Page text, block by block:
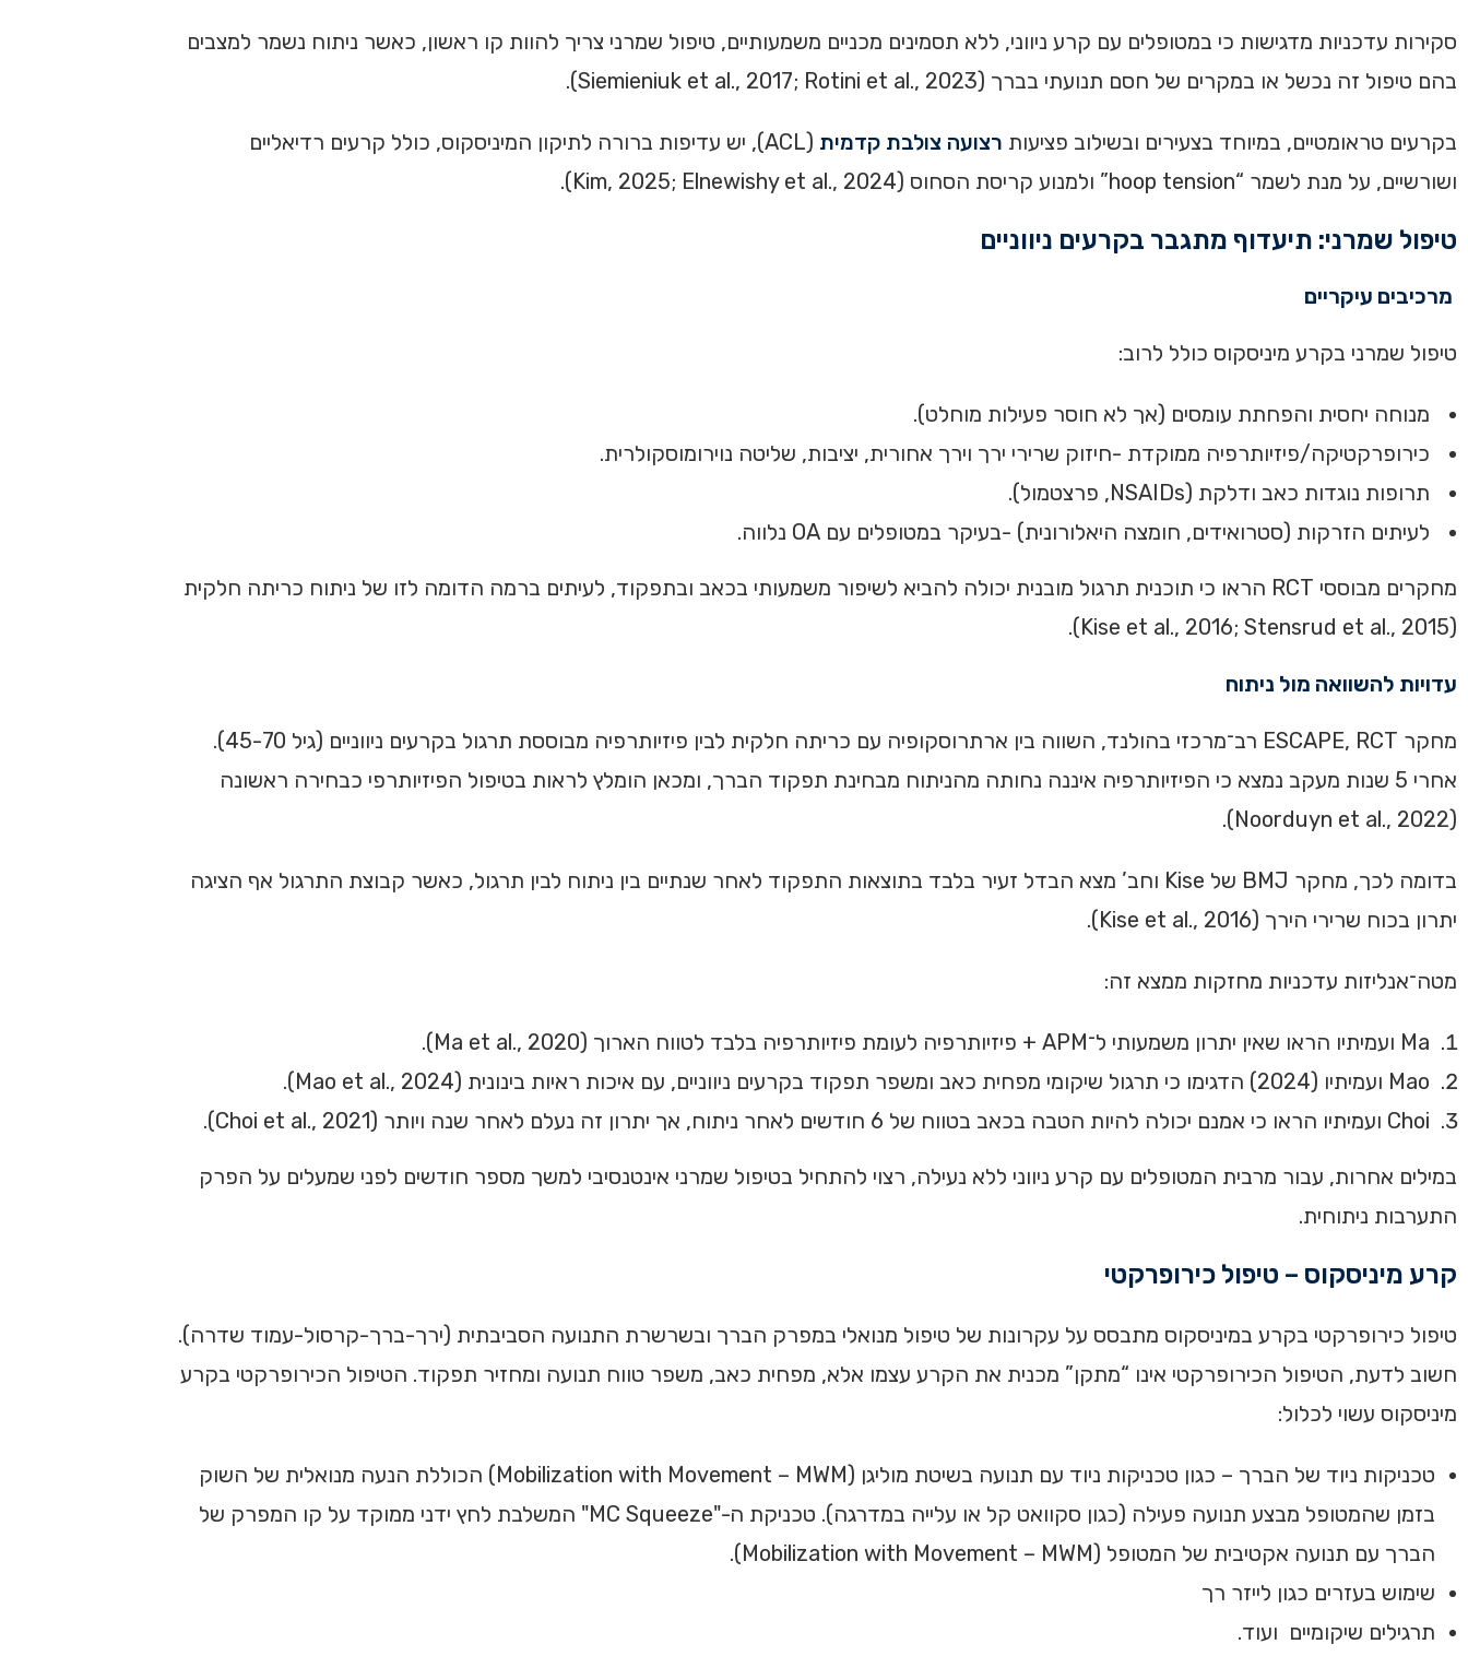
סקירות עדכניות מדגישות כי במטופלים עם קרע ניווני, ללא תסמינים מכניים משמעותיים, טיפול שמרני צריך להוות קו ראשון, כאשר ניתוח נשמר למצבים
בהם טיפול זה נכשל או במקרים של חסם תנועתי בברך (Siemieniuk et al., 2017; Rotini et al., 2023).
בקרעים טראומטיים, במיוחד בצעירים ובשילוב פציעות רצועה צולבת קדמית
(ACL), יש עדיפות ברורה לתיקון המיניסקוס, כולל קרעים רדיאליים
ושורשיים, על מנת לשמר “hoop tension” ולמנוע קריסת הסחוס (Kim, 2025; Elnewishy et al., 2024).
טיפול שמרני: תיעדוף מתגבר בקרעים ניווניים
מרכיבים עיקריים
טיפול שמרני בקרע מיניסקוס כולל לרוב:
מנוחה יחסית והפחתת עומסים (אך לא חוסר פעילות מוחלט).
כירופרקטיקה/פיזיותרפיה ממוקדת -חיזוק שרירי ירך וירך אחורית, יציבות, שליטה נוירומוסקולרית.
תרופות נוגדות כאב ודלקת (NSAIDs, פרצטמול).
לעיתים הזרקות (סטרואידים, חומצה היאלורונית) -בעיקר במטופלים עם OA נלווה.
מחקרים מבוססי RCT הראו כי תוכנית תרגול מובנית יכולה להביא לשיפור משמעותי בכאב ובתפקוד, לעיתים ברמה הדומה לזו של ניתוח כריתה חלקית
(Kise et al., 2016; Stensrud et al., 2015).
עדויות להשוואה מול ניתוח
מחקר ESCAPE, RCT רב־מרכזי בהולנד, השווה בין ארתרוסקופיה עם כריתה חלקית לבין פיזיותרפיה מבוססת תרגול בקרעים ניווניים (גיל 45-70).
אחרי 5 שנות מעקב נמצא כי הפיזיותרפיה איננה נחותה מהניתוח מבחינת תפקוד הברך, ומכאן הומלץ לראות בטיפול הפיזיותרפי כבחירה ראשונה
(Noorduyn et al., 2022).
בדומה לכך, מחקר BMJ של Kise וחב’ מצא הבדל זעיר בלבד בתוצאות התפקוד לאחר שנתיים בין ניתוח לבין תרגול, כאשר קבוצת התרגול אף הציגה
יתרון בכוח שרירי הירך (Kise et al., 2016).
מטה־אנליזות עדכניות מחזקות ממצא זה:
במילים אחרות, עבור מרבית המטופלים עם קרע ניווני ללא נעילה, רצוי להתחיל בטיפול שמרני אינטנסיבי למשך מספר חודשים לפני שמעלים על הפרק
התערבות ניתוחית.
קרע מיניסקוס – טיפול כירופרקטי
טיפול כירופרקטי בקרע במיניסקוס מתבסס על עקרונות של טיפול מנואלי במפרק הברך ובשרשרת התנועה הסביבתית (ירך-ברך-קרסול-עמוד שדרה).
חשוב לדעת, הטיפול הכירופרקטי אינו “מתקן” מכנית את הקרע עצמו אלא, מפחית כאב, משפר טווח תנועה ומחזיר תפקוד. הטיפול הכירופרקטי בקרע
מיניסקוס עשוי לכלול:
טכניקות ניוד של הברך – כגון טכניקות ניוד עם תנועה בשיטת מוליגן (Mobilization with Movement – MWM) הכוללת הנעה מנואלית של השוק
בזמן שהמטופל מבצע תנועה פעילה (כגון סקוואט קל או עלייה במדרגה). טכניקת ה-"MC Squeeze" המשלבת לחץ ידני ממוקד על קו המפרק של
הברך עם תנועה אקטיבית של המטופל (Mobilization with Movement – MWM).
שימוש בעזרים כגון לייזר רך
תרגילים שיקומיים ועוד.